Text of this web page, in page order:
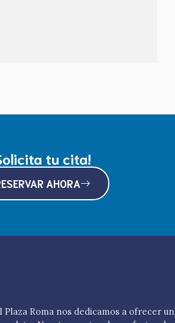
tu cita!
AHORA
Plaza Roma nos dedicamos a ofrecer un